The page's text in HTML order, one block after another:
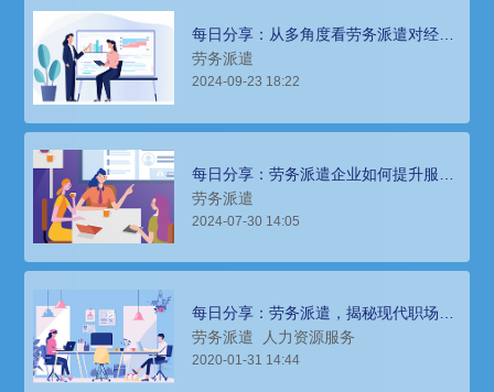
每日分享：从多角度看劳务派遣对经济
社会的作用
劳务派遣
2024-09-23 18:22
每日分享：劳务派遣企业如何提升服务
品质
劳务派遣
2024-07-30 14:05
每日分享：劳务派遣，揭秘现代职场中
的灵活用工模式
劳务派遣 人力资源服务
2020-01-31 14:44